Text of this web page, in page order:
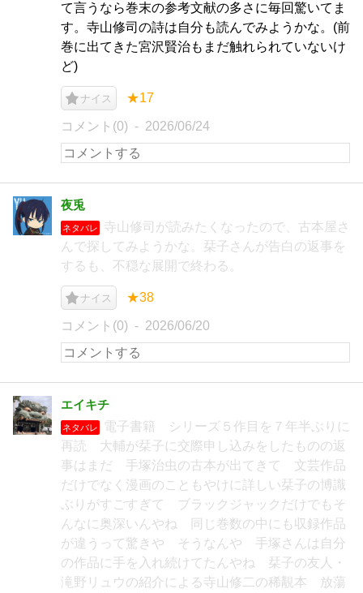
て言うなら巻末の参考文献の多さに毎回驚いてま
す。寺山修司の詩は自分も読んでみようかな。(前
巻に出てきた宮沢賢治もまだ触れられていないけ
ど)
ナイス ★17
コメント(0) 2026/06/24
夜兎
ネタバレ
寺山修司が読みたくなったので、古本屋さ
んで探してみようかな。栞子さんが告白の返事を
するも、不穏な展開で終わる。
ナイス ★38
コメント(0) 2026/06/20
エイキチ
ネタバレ
電子書籍 シリーズ５作目を７年半ぶりに
再読 大輔が栞子に交際申し込みをしたものの返
事はまだ 手塚治虫の古本が出てきて 文芸作品
だけでなく漫画のこともやけに詳しい栞子の博識
ぶりがすごすぎて ブラックジャックだけでもそ
んなに奥深いんやね 同じ巻数の中にも収録作品
が違うって驚きや そうなんや 手塚さんは自分
の作品に手を入れ続けてたんやね 栞子の友人・
滝野リュウの紹介による寺山修二の稀覯本 放蕩